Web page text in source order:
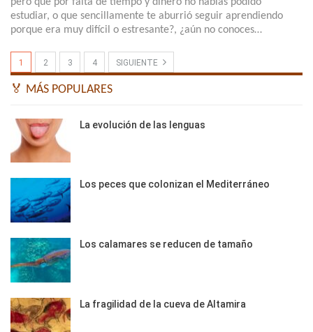
estudiar, o que sencillamente te aburrió seguir aprendiendo
porque era muy difícil o estresante?, ¿aún no conoces…
1 2 3 4 SIGUIENTE
🏅 MÁS POPULARES
La evolución de las lenguas
Los peces que colonizan el Mediterráneo
Los calamares se reducen de tamaño
La fragilidad de la cueva de Altamira